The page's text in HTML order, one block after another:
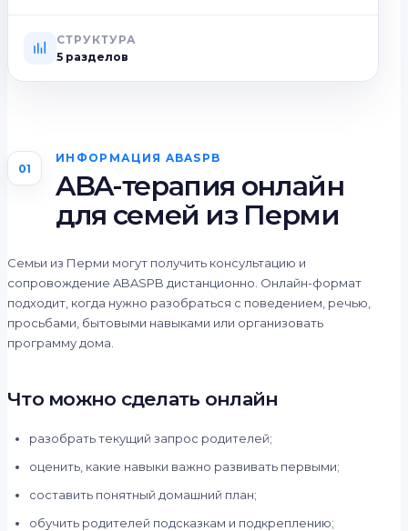
СТРУКТУРА
5 разделов
01
ИНФОРМАЦИЯ ABASPB
ABA-терапия онлайн
для семей из Перми
Семьи из Перми могут получить консультацию и
сопровождение ABASPB дистанционно. Онлайн-формат
подходит, когда нужно разобраться с поведением, речью,
просьбами, бытовыми навыками или организовать
программу дома.
Что можно сделать онлайн
разобрать текущий запрос родителей;
оценить, какие навыки важно развивать первыми;
составить понятный домашний план;
обучить родителей подсказкам и подкреплению;